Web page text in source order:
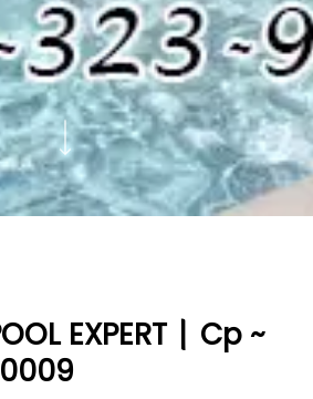
EXPERT| Cp ~